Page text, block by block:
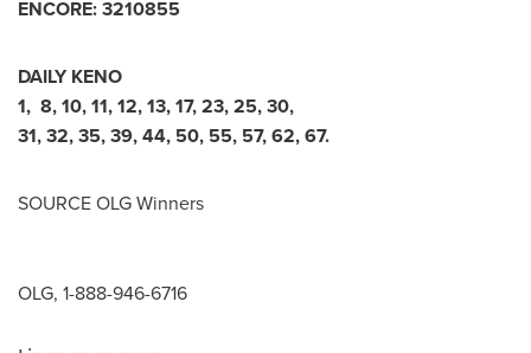
ENCORE:3210855
DAILY KENO
1, 8,10,11,12,13,17,23,25,30,
31,32,35,39,44, 50, 55, 57,62,67.
SOURCE OLG Winners
OLG, 1-888-946-6716